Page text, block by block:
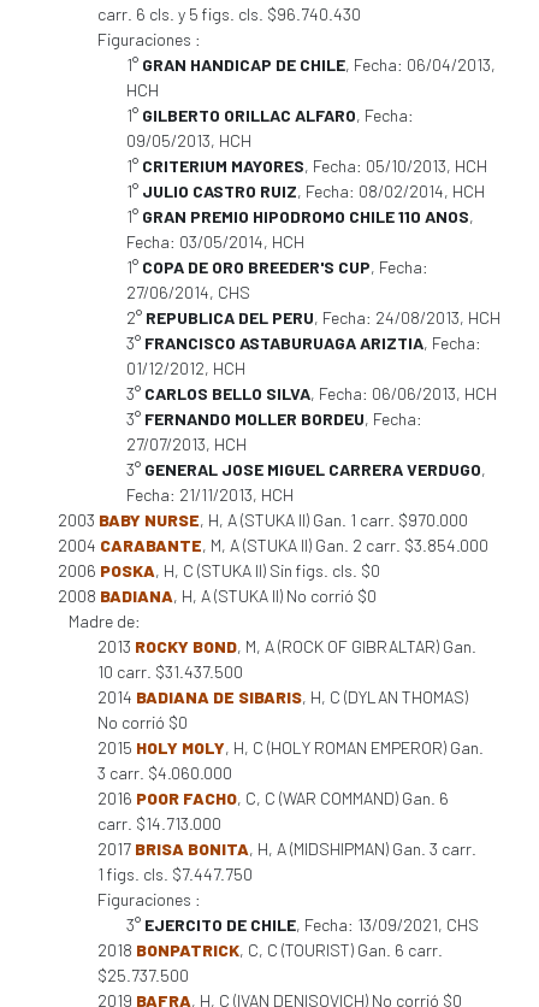
carr. 6 cls. y 5 figs. cls. $96.740.430
Figuraciones :
1° GRAN HANDICAP DE CHILE, Fecha: 06/04/2013,
HCH
1° GILBERTO ORILLAC ALFARO, Fecha:
09/05/2013, HCH
1° CRITERIUM MAYORES, Fecha: 05/10/2013, HCH
1° JULIO CASTRO RUIZ, Fecha: 08/02/2014, HCH
1° GRAN PREMIO HIPODROMO CHILE 110 ANOS,
Fecha: 03/05/2014, HCH
1° COPA DE ORO BREEDER'S CUP, Fecha:
27/06/2014, CHS
2° REPUBLICA DEL PERU, Fecha: 24/08/2013, HCH
3° FRANCISCO ASTABURUAGA ARIZTIA, Fecha:
01/12/2012, HCH
3° CARLOS BELLO SILVA, Fecha: 06/06/2013, HCH
3° FERNANDO MOLLER BORDEU, Fecha:
27/07/2013, HCH
3° GENERAL JOSE MIGUEL CARRERA VERDUGO,
Fecha: 21/11/2013, HCH
2003 BABY NURSE, H, A (STUKA II) Gan. 1 carr. $970.000
2004 CARABANTE, M, A (STUKA II) Gan. 2 carr. $3.854.000
2006 POSKA, H, C (STUKA II) Sin figs. cls. $0
2008 BADIANA, H, A (STUKA II) No corrió $0
Madre de:
2013 ROCKY BOND, M, A (ROCK OF GIBRALTAR) Gan.
10 carr. $31.437.500
2014 BADIANA DE SIBARIS, H, C (DYLAN THOMAS)
No corrió $0
2015 HOLY MOLY, H, C (HOLY ROMAN EMPEROR) Gan.
3 carr. $4.060.000
2016 POOR FACHO, C, C (WAR COMMAND) Gan. 6
carr. $14.713.000
2017 BRISA BONITA, H, A (MIDSHIPMAN) Gan. 3 carr.
1 figs. cls. $7.447.750
Figuraciones :
3° EJERCITO DE CHILE, Fecha: 13/09/2021, CHS
2018 BONPATRICK, C, C (TOURIST) Gan. 6 carr.
$25.737.500
2019 BAFRA, H, C (IVAN DENISOVICH) No corrió $0